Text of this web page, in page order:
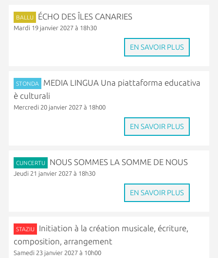
BALLU ÉCHO DES ÎLES CANARIES
Mardi 19 janvier 2027 à 18h30
EN SAVOIR PLUS
STONDA
MEDIA LINGUA Una piattaforma educativa
è culturali
Mercredi 20 janvier 2027 à 18h00
EN SAVOIR PLUS
CUNCERTU NOUS SOMMES LA SOMME DE NOUS
Jeudi 21 janvier 2027 à 18h30
EN SAVOIR PLUS
STAZIU
Initiation à la création musicale, écriture,
composition, arrangement
Samedi 23 janvier 2027 à 10h00